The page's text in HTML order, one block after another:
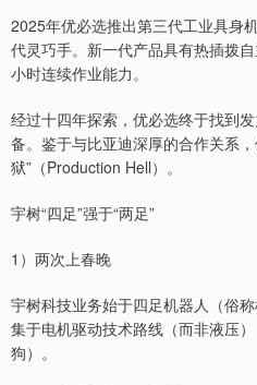
2025年优必选推出第三代工业具身
代灵巧手。新一代产品具有热插拨
小时连续作业能力。
经过十四年探索，优必选终于找到
备。鉴于与比亚迪深厚的合作关系
狱”（Production Hell）。
宇树“四足”强于“两足”
1）两次上春晚
宇树科技业务始于四足机器人（俗
集于电机驱动技术路线（而非液压
狗）。